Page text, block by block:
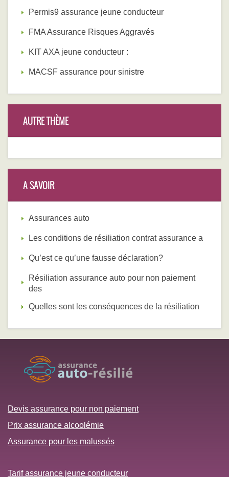
Permis9 assurance jeune conducteur
FMA Assurance Risques Aggravés
KIT AXA jeune conducteur :
MACSF assurance pour sinistre
AUTRE THÈME
A SAVOIR
Assurances auto
Les conditions de résiliation contrat assurance a
Qu’est ce qu’une fausse déclaration?
Résiliation assurance auto pour non paiement
des
Quelles sont les conséquences de la résiliation
Devis assurance pour non paiement
Prix assurance alcoolémie
Assurance pour les malussés
Tarif assurance jeune conducteur